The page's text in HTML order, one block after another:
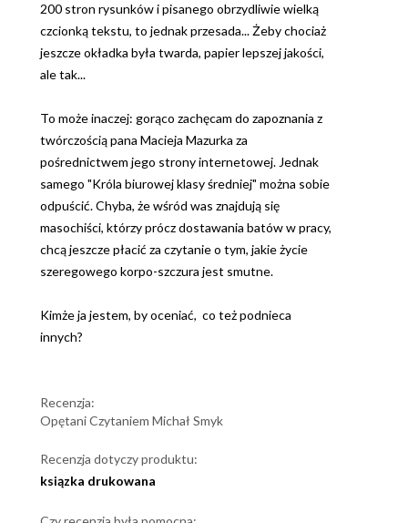
200 stron rysunków i pisanego obrzydliwie wielką
czcionką tekstu, to jednak przesada... Żeby chociaż
jeszcze okładka była twarda, papier lepszej jakości,
ale tak...
To może inaczej: gorąco zachęcam do zapoznania z
twórczością pana Macieja Mazurka za
pośrednictwem jego strony internetowej. Jednak
samego "Króla biurowej klasy średniej" można sobie
odpuścić. Chyba, że wśród was znajdują się
masochiści, którzy prócz dostawania batów w pracy,
chcą jeszcze płacić za czytanie o tym, jakie życie
szeregowego korpo-szczura jest smutne.
Kimże ja jestem, by oceniać, co też podnieca
innych?
Recenzja:
Opętani Czytaniem Michał Smyk
Recenzja dotyczy produktu:
ksiązka drukowana